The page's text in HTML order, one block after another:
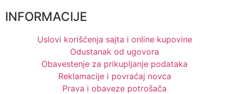
INFORMACIJE
Uslovi korišćenja sajta i online kupovine
Odustanak od ugovora
Obavestenje za prikupljanje podataka
Reklamacije i povraćaj novca
Prava i obaveze potrošača